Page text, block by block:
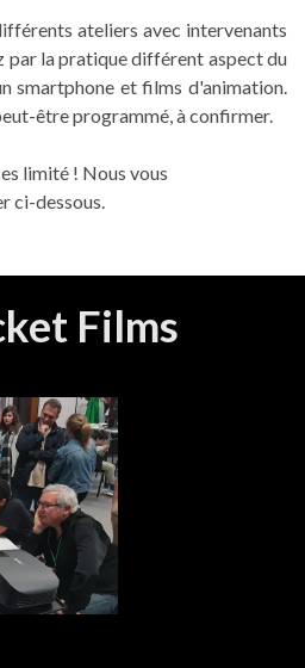
ateliers avec intervenants
par la pratique différent aspect du
smartphone et films d'animation.
être programmé, à confirmer.
limité ! Nous vous
ci-dessous.
Films